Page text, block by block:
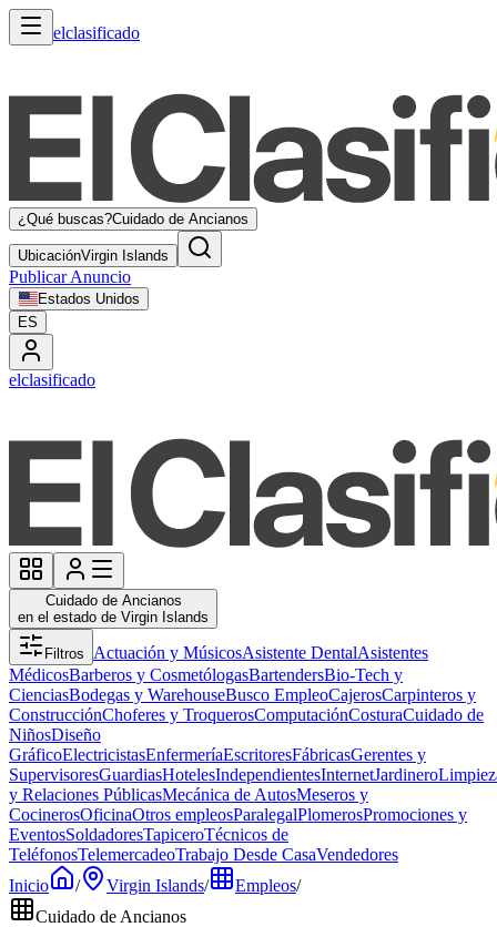
elclasificado
¿Qué buscas?Cuidado de Ancianos
UbicaciónVirgin Islands
Publicar Anuncio
Estados Unidos
ES
elclasificado
Cuidado de Ancianos
en el estado de Virgin Islands
Filtros Actuación y MúsicosAsistente DentalAsistentes
MédicosBarberos y CosmetólogasBartendersBio-Tech y
CienciasBodegas y WarehouseBusco EmpleoCajerosCarpinteros y
ConstrucciónChoferes y TroquerosComputaciónCosturaCuidado de
NiñosDiseño
GráficoElectricistasEnfermeríaEscritoresFábricasGerentes y
SupervisoresGuardiasHotelesIndependientesInternetJardinero
y Relaciones PúblicasMecánica de AutosMeseros y
CocinerosOficinaOtros empleosParalegalPlomerosPromociones y
EventosSoldadoresTapiceroTécnicos de
TeléfonosTelemercadeoTrabajo Desde CasaVendedores
Inicio
/ Virgin Islands/ Empleos/
Cuidado de Ancianos